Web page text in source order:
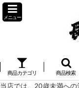
メニュー
商品カテゴリ 商品検索
当店では、20歳未満へ